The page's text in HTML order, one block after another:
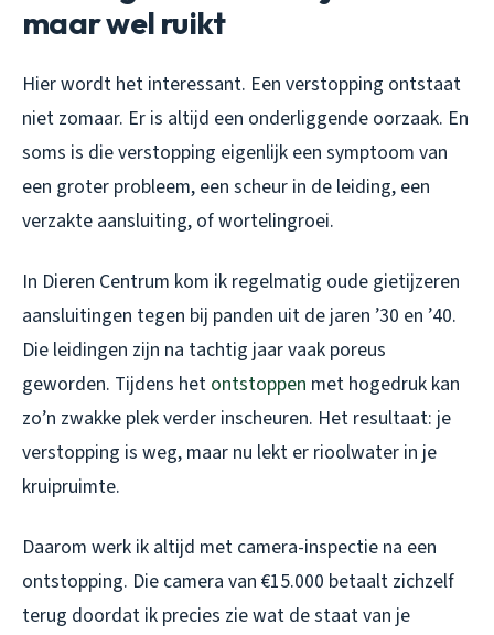
maar wel ruikt
Hier wordt het interessant. Een verstopping ontstaat
niet zomaar. Er is altijd een onderliggende oorzaak. En
soms is die verstopping eigenlijk een symptoom van
een groter probleem, een scheur in de leiding, een
verzakte aansluiting, of wortelingroei.
In Dieren Centrum kom ik regelmatig oude gietijzeren
aansluitingen tegen bij panden uit de jaren ’30 en ’40.
Die leidingen zijn na tachtig jaar vaak poreus
geworden. Tijdens het ontstoppen met hogedruk kan
zo’n zwakke plek verder inscheuren. Het resultaat: je
verstopping is weg, maar nu lekt er rioolwater in je
kruipruimte.
Daarom werk ik altijd met camera-inspectie na een
ontstopping. Die camera van €15.000 betaalt zichzelf
terug doordat ik precies zie wat de staat van je